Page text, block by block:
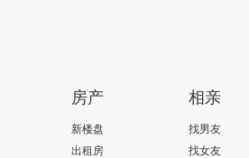
房产
新楼盘
出租房
相亲
找男友
找女友